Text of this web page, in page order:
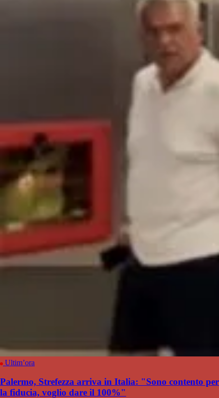
Ultim’ora
Palermo, Strefezza arriva in Italia: "Sono contento per
la fiducia, voglio dare il 100%"